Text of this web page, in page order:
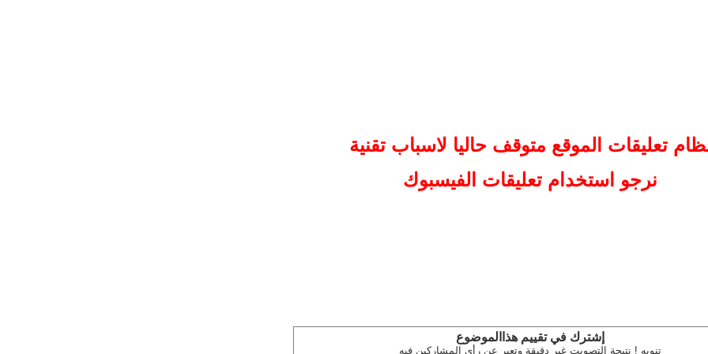
تعليقات الموقع متوقف حاليا لاسباب تقنية
نرجو استخدام تعليقات الفيسبوك
إشترك في تقييم هذاالموضوع
تنويه ! نتيجة التصويت غير دقيقة وتعبر عن رأى المشاركين فيه